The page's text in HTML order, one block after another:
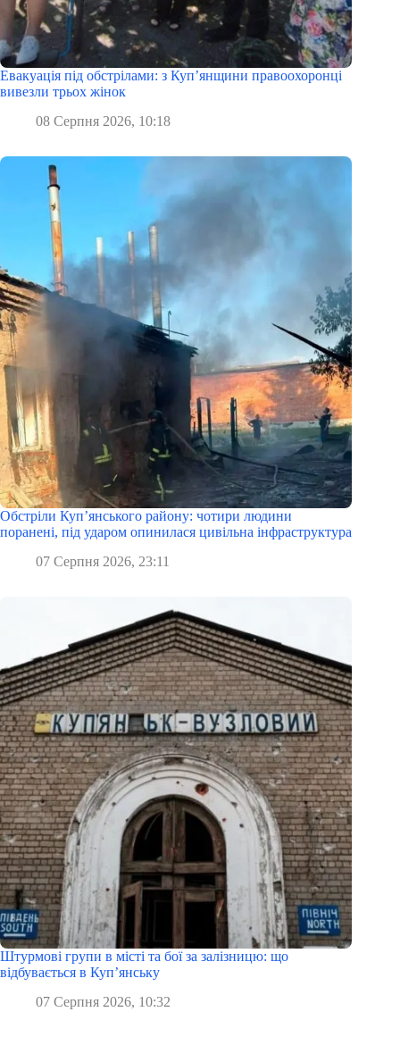
Евакуація під обстрілами: з Куп’янщини правоохоронці
вивезли трьох жінок
08 Серпня 2026, 10:18
Обстріли Куп’янського району: чотири людини
поранені, під ударом опинилася цивільна інфраструктура
07 Серпня 2026, 23:11
Штурмові групи в місті та бої за залізницю: що
відбувається в Куп’янську
07 Серпня 2026, 10:32